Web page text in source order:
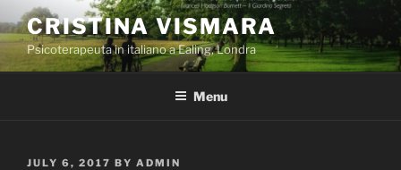
Skip
to
content
CRISTINA VISMARA
Psicoterapeuta in italiano a Ealing, Londra
Menu
POSTED
JULY 6, 2017 BY ADMIN